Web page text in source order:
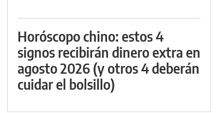
Horóscopo chino: estos 4
signos recibirán dinero extra en
agosto 2026 (y otros 4 deberán
cuidar el bolsillo)